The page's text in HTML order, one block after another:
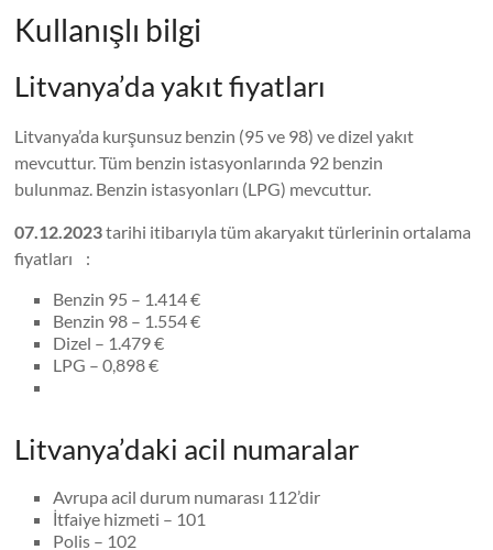
Kullanışlı bilgi
Litvanya’da yakıt fiyatları
Litvanya’da kurşunsuz benzin (95 ve 98) ve dizel yakıt
mevcuttur. Tüm benzin istasyonlarında 92 benzin
bulunmaz. Benzin istasyonları (LPG) mevcuttur.
07.12.2023tarihi itibarıyla tüm akaryakıt türlerinin ortalama
fiyatları :
Benzin 95 – 1.414 €
Benzin 98 – 1.554 €
Dizel – 1.479 €
LPG – 0,898 €
Litvanya’daki acil numaralar
Avrupa acil durum numarası 112’dir
İtfaiye hizmeti – 101
Polis – 102